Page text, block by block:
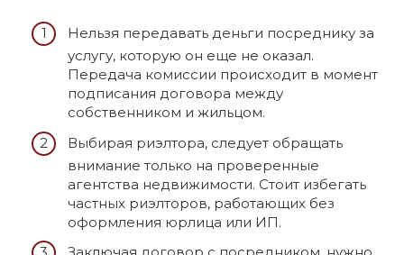
Нельзя передавать деньги посреднику за
услугу, которую он еще не оказал.
Передача комиссии происходит в момент
подписания договора между
собственником и жильцом.
Выбирая риэлтора, следует обращать
внимание только на проверенные
агентства недвижимости. Стоит избегать
частных риэлторов, работающих без
оформления юрлица или ИП.